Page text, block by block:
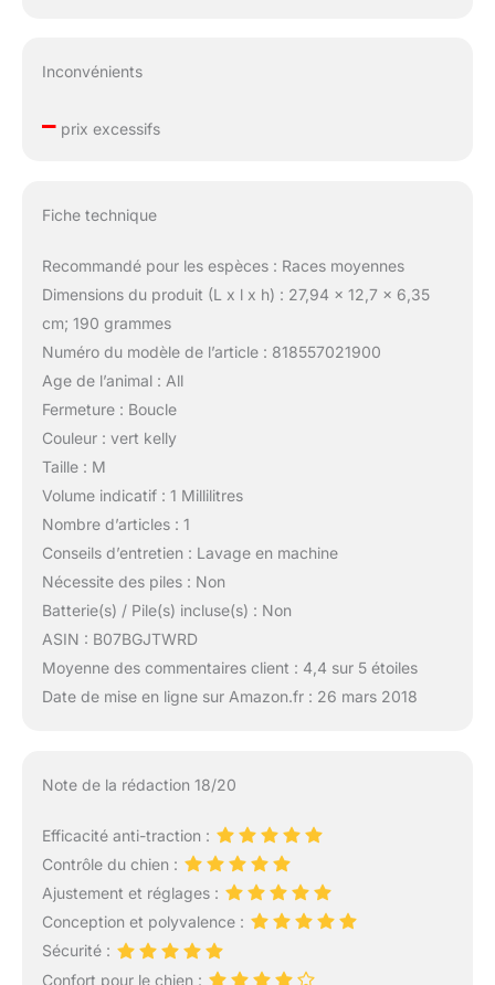
Inconvénients
–prix excessifs
Fiche technique
Recommandé pour les espèces : Races moyennes
Dimensions du produit (L x l x h) : 27,94 x 12,7 x 6,35
cm; 190 grammes
Numéro du modèle de l’article : 818557021900
Age de l’animal : All
Fermeture : Boucle
Couleur : vert kelly
Taille : M
Volume indicatif : 1 Millilitres
Nombre d’articles : 1
Conseils d’entretien : Lavage en machine
Nécessite des piles : Non
Batterie(s) / Pile(s) incluse(s) : Non
ASIN : B07BGJTWRD
Moyenne des commentaires client : 4,4 sur 5 étoiles
Date de mise en ligne sur Amazon.fr : 26 mars 2018
Note de la rédaction 18/20
Efficacité anti-traction :
Contrôle du chien :
Ajustement et réglages :
Conception et polyvalence :
Sécurité :
Confort pour le chien :